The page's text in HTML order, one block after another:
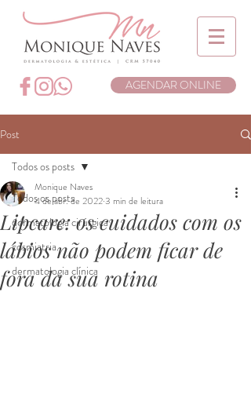
AGENDAR ONLINE
Post
Todos os posts
dermatologia cirúrgica
cosmiatria
dermatologia clínica
Todos os posts
Lipcare: os cuidados com os
lábios não podem ficar de
fora da sua rotina
Monique Naves
4 de abr. de 20223 min de leitura